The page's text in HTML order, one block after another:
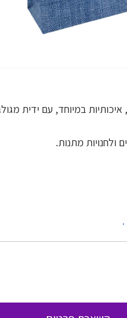
איכותיות במיוחד, עם ידית
ולחנויות מתנות.